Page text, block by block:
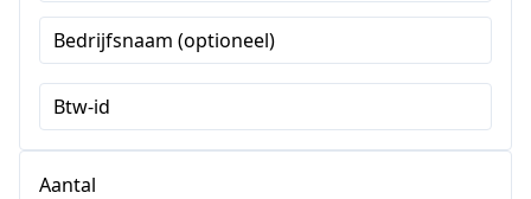
Staten
+1
Bedrijfsnaam (optioneel)
Btw-id
Aantal